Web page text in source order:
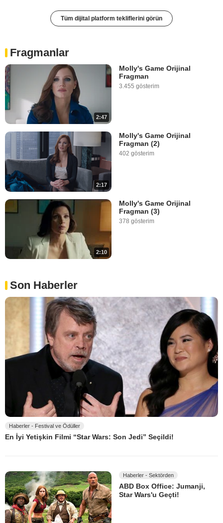
Tüm dijital platform tekliflerini görün
Fragmanlar
2:47
Molly's Game Orijinal
Fragman
3.455 gösterim
2:17
Molly's Game Orijinal
Fragman (2)
402 gösterim
2:10
Molly's Game Orijinal
Fragman (3)
378 gösterim
Son Haberler
Haberler - Festival ve Ödüller
En İyi Yetişkin Filmi “Star Wars: Son Jedi” Seçildi!
Haberler - Sektörden
ABD Box Office: Jumanji,
Star Wars'u Geçti!